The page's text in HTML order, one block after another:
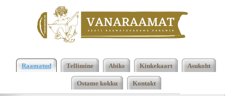
nende sulelised sõbrad. Minu väike kleepsuraamat,
Ühislooming, Koolibri 2021 | vanaraamat. ee
Raamatud Tellimine Abiks Kinkekaart Asukoht
Ostame kokku Kontakt